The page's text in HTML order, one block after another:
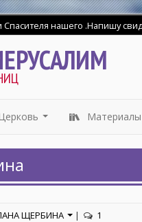
нашего .Напишу
Церковь Материалы
ЩЕРБИНА | 1